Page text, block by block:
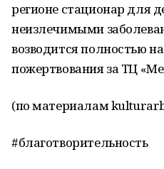
регионе стационар для
неизлечимыми
возводится полностью
пожертвования за ТЦ
(по материалам
#благотворительность